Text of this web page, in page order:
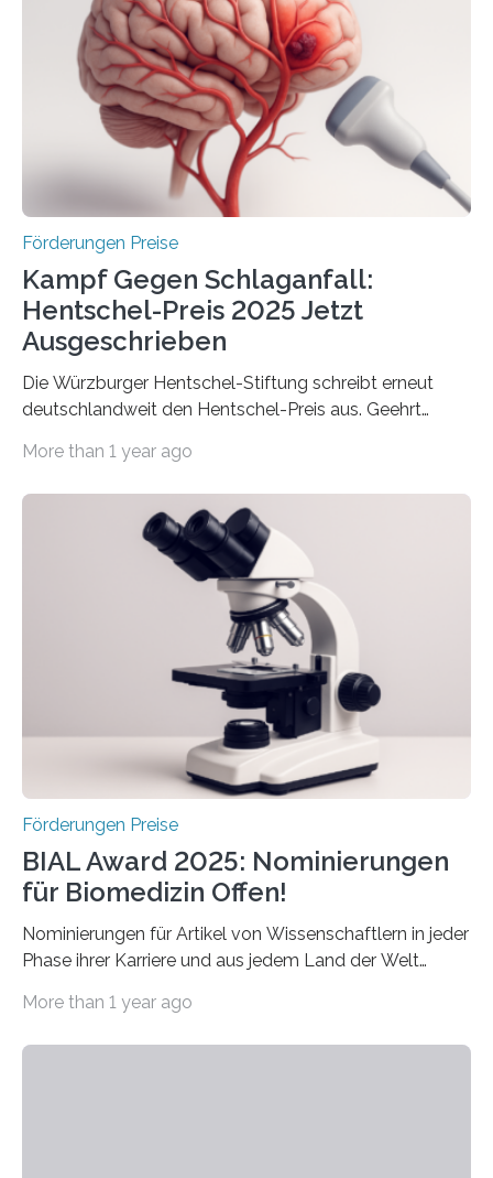
Gemeinschaftsforschung (IGF), Zentrales
Innovationsprogramm Mittelstand (ZIM) und
Innovationskompetenz INNO-KOM. Auf dem
Innovationstag Mittelstand 2025 am 5. Juni 2025 in
Berlin überbrachte das Bundesministerium für
Wirtschaft und Energie eine gute Nachricht:
Überplanmäßige Verpflichtungsermächtigungen in
Förderungen Preise
Kampf Gegen Schlaganfall:
Hentschel-Preis 2025 Jetzt
Ausgeschrieben
Die Würzburger Hentschel-Stiftung schreibt erneut
deutschlandweit den Hentschel-Preis aus. Geehrt
hochrangige wissenschaftliche Publikation zum Thema
Schlaganfall“ mit Sitz in Würzburg fördert die
Schlaganfallforschung, um die Behandlung der
Betroffenen zu verbessern. Dazu schreibt sie auch in
diesem Jahr wieder deutschlandweit den Hentschel-
Preis aus. Er richtet sich gezielt an jüngere
Forscherinnen und Forscher unter 40 Jahren. Geehrt
werden soll eine herausragende Doktorarbeit oder eine
hochrangige wissenschaftliche Publikation zum Thema
More than 1 year ago
Förderungen Preise
BIAL Award 2025: Nominierungen
für Biomedizin Offen!
Nominierungen für Artikel von Wissenschaftlern in jeder
Phase ihrer Karriere und aus jedem Land der Welt
Leben gerufen, um die bemerkenswertesten
More than 1 year ago